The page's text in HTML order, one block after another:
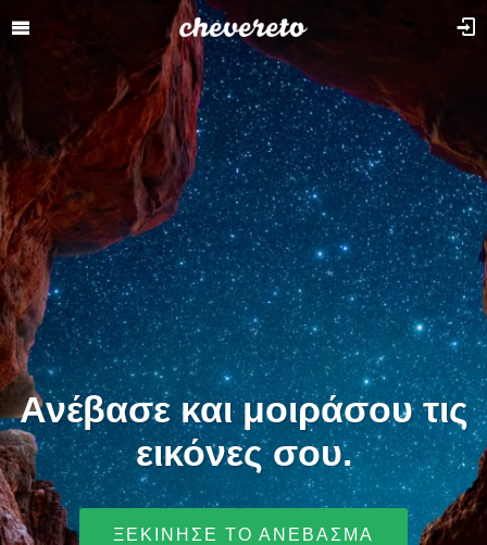
Ανέβασε και μοιράσου τις
εικόνες σου.
ΞΕΚΊΝΗΣΕ ΤΟ ΑΝΈΒΑΣΜΑ